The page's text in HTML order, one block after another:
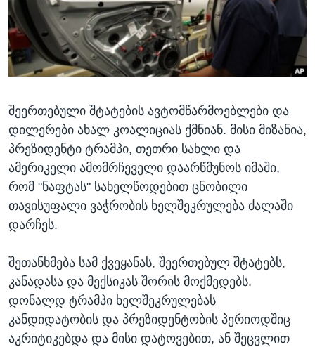
ᲡᲢᲣᲓᲘᲐ ᲕᲐᲨᲘᲜᲒᲢᲝᲜᲘ
ᲔᲙᲝᲜᲝᲛᲘᲙᲐ
ᲯᲐᲜᲛᲠᲗᲔᲚᲝᲑᲐ
ᲛᲔᲪᲜᲘᲔᲠᲔᲑᲐ
ᲙᲣᲚᲢᲣᲠᲐ
ᲒᲐᲚᲘᲚᲔᲝ
ᲓᲔᲖᲘᲜᲤᲝᲠᲛᲐᲪᲘᲐ
Learning English
ᲗᲕᲐᲚᲘ ᲒᲕᲐᲓᲔᲕᲜᲔᲗ
ენები
შეერთებული შტატების ავტომწარმოებლები და
დილერები ახალ კოალიციას ქმნიან. მისი მიზანია,
პრეზიდენტი ტრამპი, თეთრი სახლი და
ამერიკელი ამომრჩეველი დაარწმუნოს იმაში,
რომ "ნაფტას" სახელწოდებით ცნობილი
თავისუფალი ვაჭრობის ხელშეკრულება ძალაში
დარჩეს.
შეთანხმება სამ ქვეყანას, შეერთებულ შტატებს,
კანადასა და მექსიკას შორის მოქმედებს.
დონალდ ტრამპი ხელშეკრულებას
კანდიდატობის და პრეზიდენტობის პერიოდშიც
აკრიტიკებდა და მისი დატოვებით, ან შეცვლით